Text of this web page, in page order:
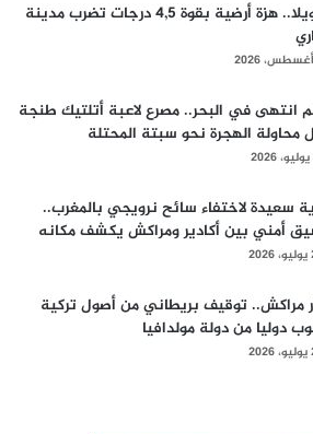
فنزويلا.. هزة أرضية بقوة 4,5 درجات تضرب مدينة
انتهى في البحر.. مصرع لاعبة أتلتيك طنجة
محاولة الهجرة نحو سبتة المحتلة
سعيدة لاختفاء سائح نرويجي بالمغرب..
أمني بين أكادير ومراكش يكشف مكانه
مراكش.. توقيف بريطاني من أصول تركية
دوليا من دولة مولدافيا